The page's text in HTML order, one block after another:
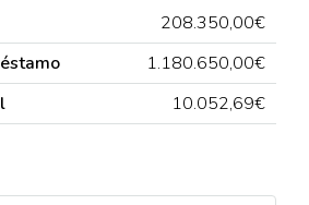
208.350,00€
1.180.650,00€
10.052,69€